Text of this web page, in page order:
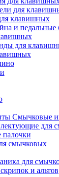
для
клавишных
и педальные
для
Смычковые
для
палочки
смычковых
для
и альтов